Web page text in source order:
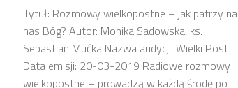
Tytuł: Rozmowy wielkopostne – jak patrzy na
nas Bóg? Autor: Monika Sadowska, ks.
Sebastian Mućka Nazwa audycji: Wielki Post
Data emisji: 20-03-2019 Radiowe rozmowy
wielkopostne – prowadzą w każdą środę po